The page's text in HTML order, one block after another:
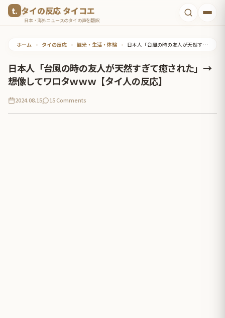
タイの反応 タイコエ
日本・海外ニュースのタイの声を翻訳
ホーム • タイの反応 • 観光・生活・体験 • 日本人「台風の時の友人が天然すぎて癒された」→想像してワロタｗｗｗ【タイ人の反応】
日本人「台風の時の友人が天然すぎて癒された」→
想像してワロタｗｗｗ【タイ人の反応】
2024.08.15 15 Comments